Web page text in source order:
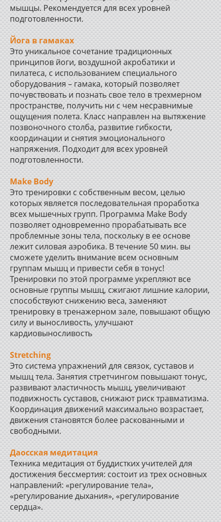
мышцы. Рекомендуется для всех уровней
подготовленности.
Йога в гамаках
Это уникальное сочетание традиционных
принципов йоги, воздушной акробатики и
пилатеса, с использованием специального
оборудования – гамака, который позволяет
почувствовать и познать свое тело в трехмерном
пространстве, получить ни с чем несравнимые
ощущения полета. Класс направлен на вытяжение
позвоночного столба, развитие гибкости,
координации и снятия эмоционального
напряжения. Подходит для всех уровней
подготовленности.
Make Body
Это тренировки с собственным весом, целью
которых является последовательная проработка
всех мышечных групп. Программа Make Body
позволяет одновременно прорабатывать все
проблемные зоны тела, поскольку в ее основе
лежит силовая аэробика. В течение 50 мин. вы
сможете уделить внимание всем основным
группам мышц и привести себя в тонус!
Тренировки по этой программе укрепляют все
основные группы мышц, сжигают лишние калории,
способствуют снижению веса, заменяют
тренировку в тренажерном зале, повышают общую
силу и выносливость, улучшают
кардиовыносливость
Stretching
Это система упражнений для связок, суставов и
мышц тела. Занятия стретчингом повышают тонус,
развивают эластичность мышц, увеличивают
подвижность суставов, снижают риск травматизма.
Координация движений максимально возрастает,
движения становятся более раскованными и
свободными.
Даосская медитация
Техника медитация от буддистких учителей для
достижения бессмертия: состоит из трех основных
направлений: «регулирование тела»,
«регулирование дыхания», «регулирование
сердца».